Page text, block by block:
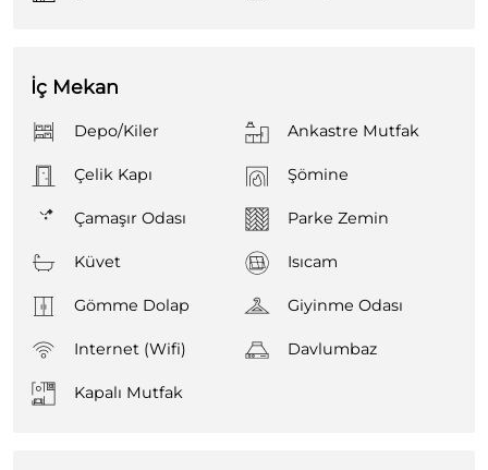
İç Mekan
Depo/Kiler Ankastre Mutfak
Çelik Kapı Şömine
Çamaşır Odası Parke Zemin
Küvet Isıcam
Gömme Dolap Giyinme Odası
Internet (Wifi) Davlumbaz
Kapalı Mutfak